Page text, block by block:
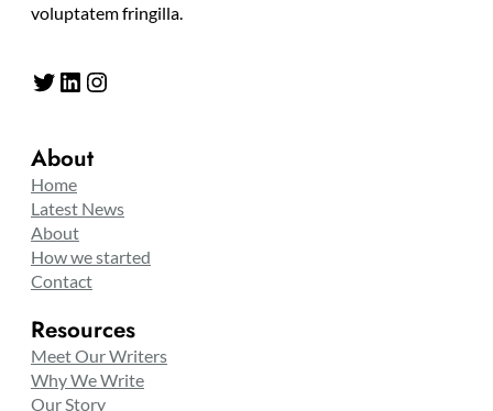
voluptatem fringilla.
Twitter LinkedIn Instagram
About
Home
Latest News
About
How we started
Contact
Resources
Meet Our Writers
Why We Write
Our Story